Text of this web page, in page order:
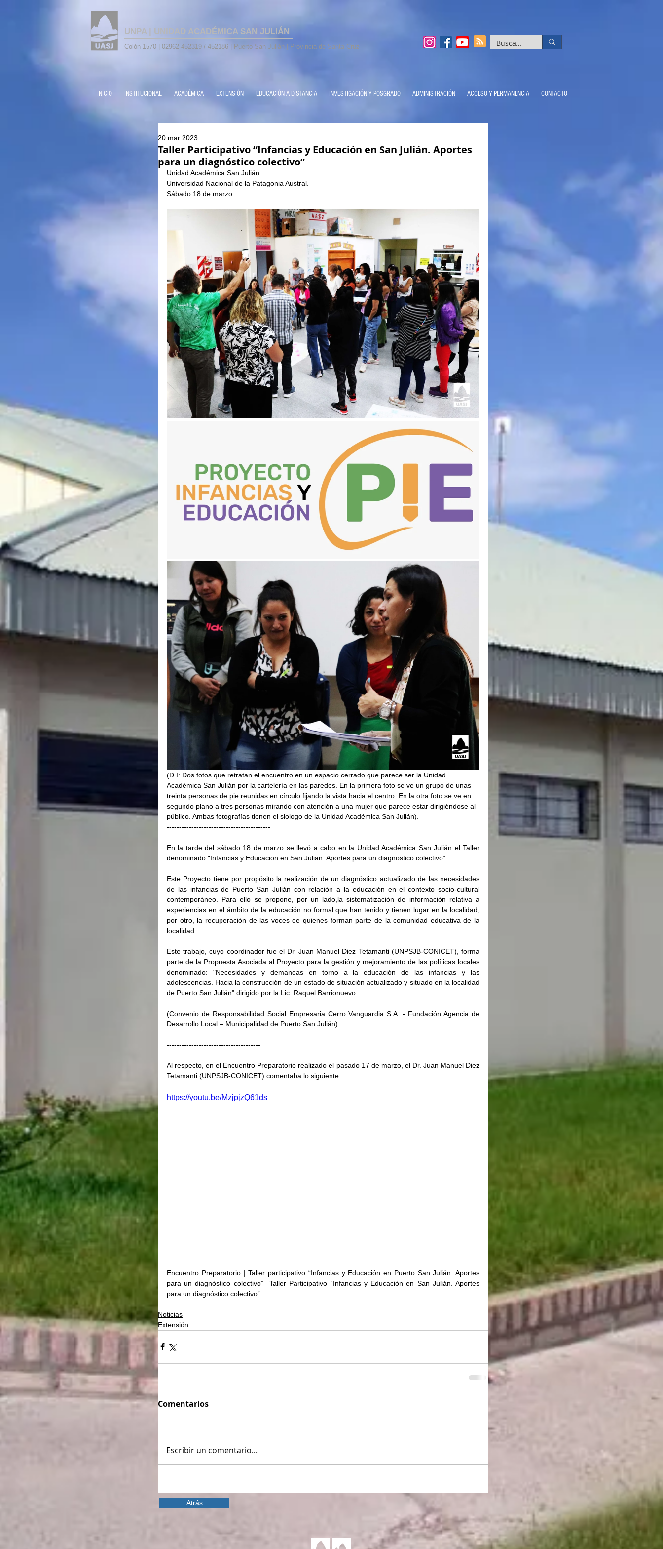
UNPA | UNIDAD ACADÉMICA SAN JULIÁN
Colón 1570 | 02962-452319 / 452186 | Puerto San Julián | Provincia de Santa Cruz
INICIO INSTITUCIONAL ACADÉMICA EXTENSIÓN EDUCACIÓN A DISTANCIA INVESTIGACIÓN Y POSGRADO ADMINISTRACIÓN ACCESO Y PERMANENCIA CONTACTO
Taller Participativo “Infancias y Educación en San Julián. Aportes
para un diagnóstico c­olectivo”
20 mar 2023
Unidad Académica San Julián.
Universidad Nacional de la Patagonia Austral.
Sábado 18 de marzo.
(D.I: Dos fotos que retratan el encuentro en un espacio cerrado que parece ser la Unidad
Académica San Julián por la cartelería en las paredes. En la primera foto se ve un grupo de unas
treinta personas de pie reunidas en círculo fijando la vista hacia el centro. En la otra foto se ve en
segundo plano a tres personas mirando con atención a una mujer que parece estar dirigiéndose al
público. Ambas fotografías tienen el siologo de la Unidad Académica San Julián).
------------------------------------------
En la tarde del sábado 18 de marzo se llevó a cabo en la Unidad Académica San Julián el Taller
denominado “Infancias y Educación en San Julián. Aportes para un diagnóstico c­olectivo”
Este Proyecto tiene por propósito la realización de un diagnóstico actualizado de las necesidades
de las infancias de Puerto San Julián con relación a la educación en el contexto socio-cultural
contemporáneo. Para ello se propone, por un lado,la sistematización de información relativa a
experiencias en el ámbito de la educación no formal que han tenido y tienen lugar en la localidad;
por otro, la recuperación de las voces de quienes forman parte de la comunidad educativa de la
localidad.
Este trabajo, cuyo coordinador fue el Dr. Juan Manuel Diez Tetamanti (UNPSJB-CONICET), forma
parte de la Propuesta Asociada al Proyecto para la gestión y mejoramiento de las políticas locales
denominado: "Necesidades y demandas en torno a la educación de las infancias y las
adolescencias. Hacia la construcción de un estado de situación actualizado y situado en la localidad
de Puerto San Julián" dirigido por la Lic. Raquel Barrionuevo.
(Convenio de Responsabilidad Social Empresaria Cerro Vanguardia S.A. - Fundación Agencia de
Desarrollo Local – Municipalidad de Puerto San Julián).
--------------------------------------
Al respecto, en el Encuentro Preparatorio realizado el pasado 17 de marzo, el Dr. Juan Manuel Diez
Tetamanti (UNPSJB-CONICET) comentaba lo siguiente:
https://youtu.be/MzjpjzQ61ds
Encuentro Preparatorio | Taller participativo “Infancias y Educación en Puerto San Julián. Aportes
para un diagnóstico colectivo”  Taller Participativo “Infancias y Educación en San Julián. Aportes
para un diagnóstico c­olectivo”
Noticias
Extensión
Comentarios
Escribir un comentario...
Atrás